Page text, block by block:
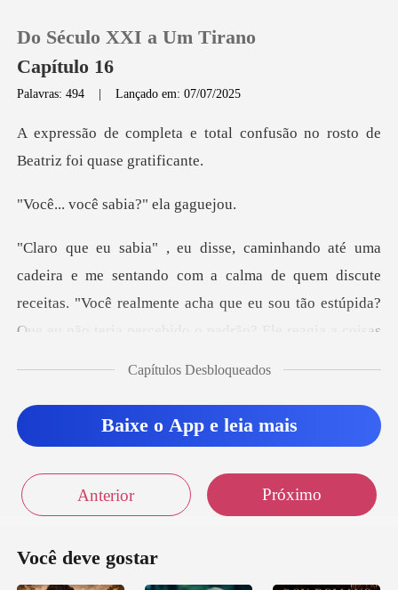
0
Do Século XXI a Um Tirano
Capítulo 16
Palavras: 494 |Lançado em: 07/07/2025
tal confusão no rosto de
Bea
cê sabia?"
com a calma de quem discute
receitas. "Você realmente acha que eu sou tão
Capítulos Desbloqueados
Baixe o App e leia mais
Anterior Próximo
Você deve gostar